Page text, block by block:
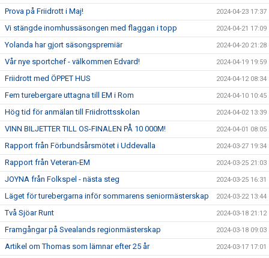
Prova på Friidrott i Maj! 2024-04-23 17:37
Vi stängde inomhussäsongen med flaggan i topp 2024-04-21 17:09
Yolanda har gjort säsongspremiär 2024-04-20 21:28
Vår nye sportchef - välkommen Edvard! 2024-04-19 19:59
Friidrott med ÖPPET HUS 2024-04-12 08:34
Fem turebergare uttagna till EM i Rom 2024-04-10 10:45
Hög tid för anmälan till Friidrottsskolan 2024-04-02 13:39
VINN BILJETTER TILL OS-FINALEN PÅ 10 000M! 2024-04-01 08:05
Rapport från Förbundsårsmötet i Uddevalla 2024-03-27 19:34
Rapport från Veteran-EM 2024-03-25 21:03
JOYNA från Folkspel - nästa steg 2024-03-25 16:31
Läget för turebergarna inför sommarens seniormästerskap 2024-03-22 13:44
Två Sjöar Runt 2024-03-18 21:12
Framgångar på Svealands regionmästerskap 2024-03-18 09:03
Artikel om Thomas som lämnar efter 25 år 2024-03-17 17:01